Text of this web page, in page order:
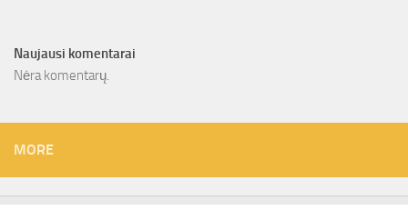
Naujausi komentarai
Nėra komentarų.
MORE